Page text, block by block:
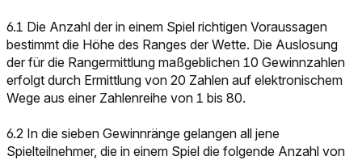
6.1 Die Anzahl der in einem Spiel richtigen Voraussagen
bestimmt die Höhe des Ranges der Wette. Die Auslosung
der für die Rangermittlung maßgeblichen 10 Gewinnzahlen
erfolgt durch Ermittlung von 20 Zahlen auf elektronischem
Wege aus einer Zahlenreihe von 1 bis 80.
6.2 In die sieben Gewinnränge gelangen all jene
Spielteilnehmer, die in einem Spiel die folgende Anzahl von